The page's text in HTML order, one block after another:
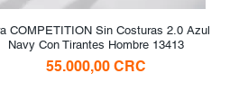
Vista rápida
COMPETITION Sin Costuras 2.0 Azul
Navy Con Tirantes Hombre 13413
Precio
55.000,00 CRC